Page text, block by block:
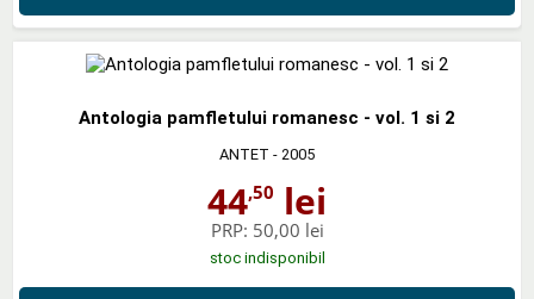
Antologia pamfletului romanesc - vol. 1 si 2
ANTET - 2005
44,50 lei
PRP: 50,00 lei
stoc indisponibil